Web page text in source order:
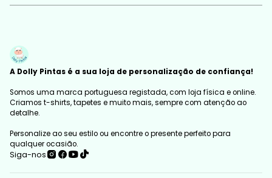
A Dolly Pintas é a sua loja de personalização de confiança!
Somos uma marca portuguesa registada, com loja física e online.
Criamos t-shirts, tapetes e muito mais, sempre com atenção ao
detalhe.
Personalize ao seu estilo ou encontre o presente perfeito para
qualquer ocasião.
Siga-nos